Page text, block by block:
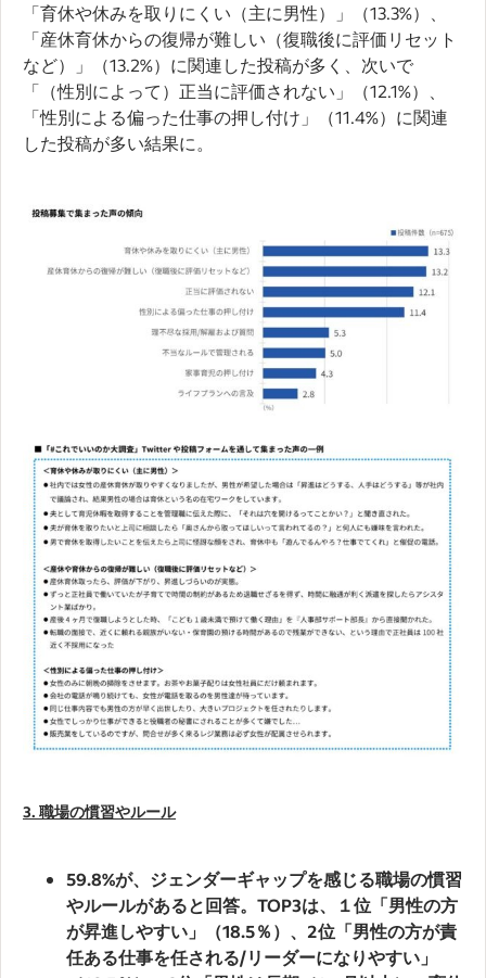
「育休や休みを取りにくい（主に男性）」（13.3%）、
「産休育休からの復帰が難しい（復職後に評価リセット
など）」（13.2%）に関連した投稿が多く、次いで
「（性別によって）正当に評価されない」（12.1%）、
「性別による偏った仕事の押し付け」（11.4%）に関連
した投稿が多い結果に。
3. 職場の慣習やルール
59.8%が、ジェンダーギャップを感じる職場の慣習
やルールがあると回答。TOP3は、１位「男性の方
が昇進しやすい」（18.5％）、2位「男性の方が責
任ある仕事を任される/リーダーになりやすい」